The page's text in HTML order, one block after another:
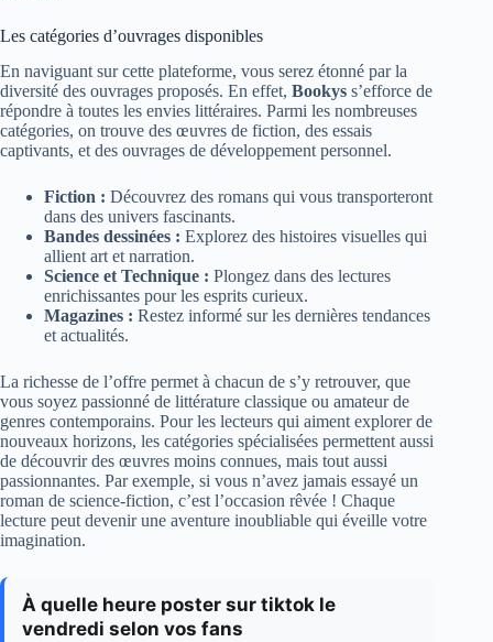
Les catégories d’ouvrages disponibles
En naviguant sur cette plateforme, vous serez étonné par la
diversité des ouvrages proposés. En effet, Bookys s’efforce de
répondre à toutes les envies littéraires. Parmi les nombreuses
catégories, on trouve des œuvres de fiction, des essais
captivants, et des ouvrages de développement personnel.
Fiction : Découvrez des romans qui vous transporteront
dans des univers fascinants.
Bandes dessinées : Explorez des histoires visuelles qui
allient art et narration.
Science et Technique : Plongez dans des lectures
enrichissantes pour les esprits curieux.
Magazines : Restez informé sur les dernières tendances
et actualités.
La richesse de l’offre permet à chacun de s’y retrouver, que
vous soyez passionné de littérature classique ou amateur de
genres contemporains. Pour les lecteurs qui aiment explorer de
nouveaux horizons, les catégories spécialisées permettent aussi
de découvrir des œuvres moins connues, mais tout aussi
passionnantes. Par exemple, si vous n’avez jamais essayé un
roman de science-fiction, c’est l’occasion rêvée ! Chaque
lecture peut devenir une aventure inoubliable qui éveille votre
imagination.
À quelle heure poster sur tiktok le
vendredi selon vos fans